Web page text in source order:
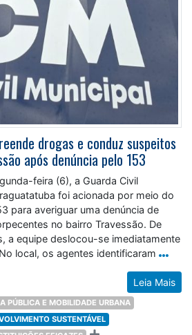
drogas e conduz suspeitos
após denúncia pelo 153
feira (6), a Guarda Civil
foi acionada por meio do
para averiguar uma denúncia de
no bairro Travessão. De
a equipe deslocou-se imediatamente
local, os agentes identificaram
Leia Mais
PÚBLICA E MOBILIDADE URBANA
SUSTENTÁVEL